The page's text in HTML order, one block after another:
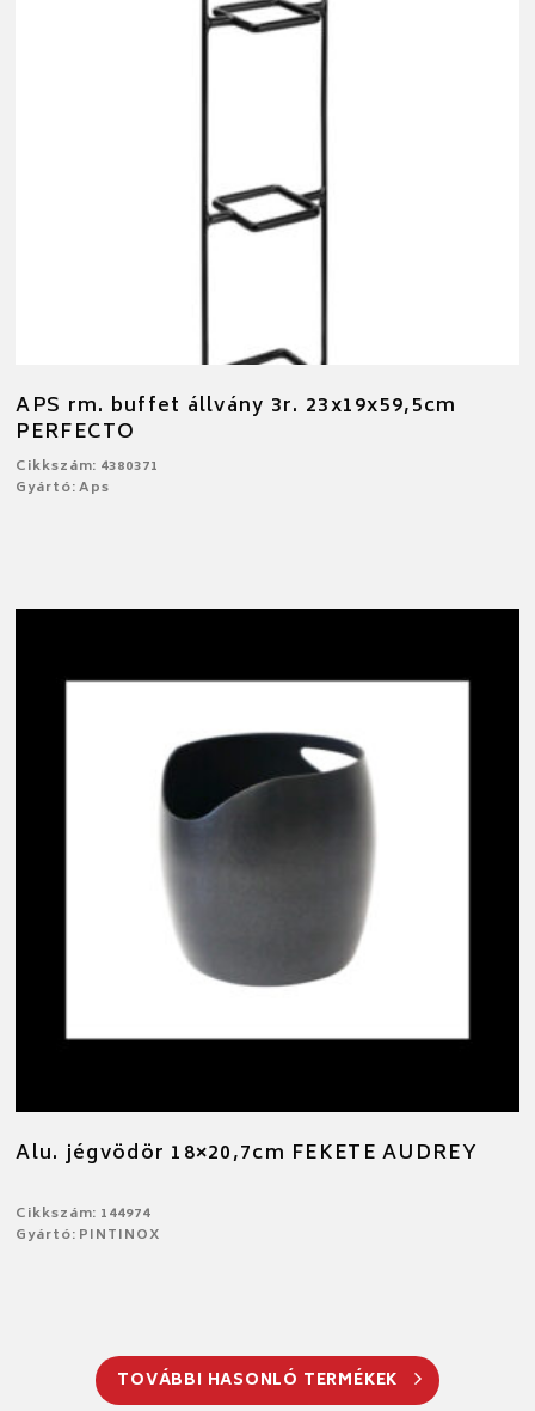
APS rm. buffet állvány 3r. 23x19x59,5cm
PERFECTO
Cikkszám: 4380371
Gyártó: Aps
Alu. jégvödör 18×20,7cm FEKETE AUDREY
Cikkszám: 144974
Gyártó: PINTINOX
TOVÁBBI HASONLÓ TERMÉKEK